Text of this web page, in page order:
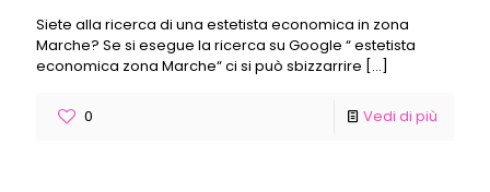
Siete alla ricerca di una estetista economica in zona
Marche? Se si esegue la ricerca su Google “ estetista
economica zona Marche“ ci si può sbizzarrire […]
0 Vedi di più